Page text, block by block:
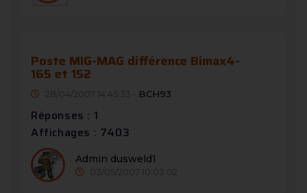
Poste MIG-MAG différence Bimax4-
165 et 152
28/04/2007 14:45:33 - BCH93
Réponses : 1
Affichages : 7403
Admin dusweld1
03/05/2007 10:03:02